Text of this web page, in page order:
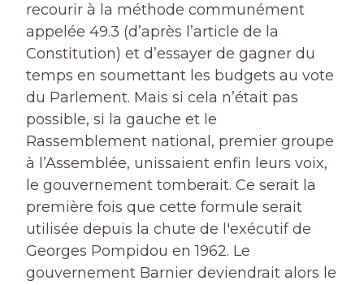
recourir à la méthode communément
appelée 49.3 (d’après l’article de la
Constitution) et d’essayer de gagner du
temps en soumettant les budgets au vote
du Parlement. Mais si cela n’était pas
possible, si la gauche et le
Rassemblement national, premier groupe
à l’Assemblée, unissaient enfin leurs voix,
le gouvernement tomberait. Ce serait la
première fois que cette formule serait
utilisée depuis la chute de l'exécutif de
Georges Pompidou en 1962. Le
gouvernement Barnier deviendrait alors le